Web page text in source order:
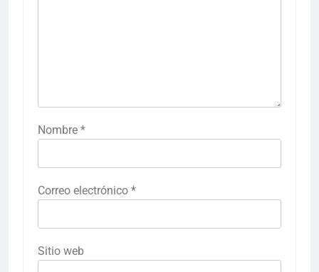
Nombre *
Correo electrónico *
Sitio web